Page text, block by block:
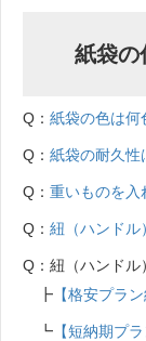
紙袋の
Q： 紙袋の色は何
Q： 紙袋の耐久性
Q： 重いものを入
Q： 紐（ハンドル
Q：紐（ハンドル
┣ 【格安プラ
┗ 【短納期プ